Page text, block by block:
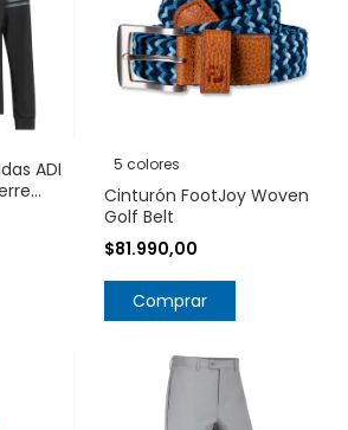
ADI
5 colores
Cinturón FootJoy Woven
Golf Belt
$81.990,00
Comprar